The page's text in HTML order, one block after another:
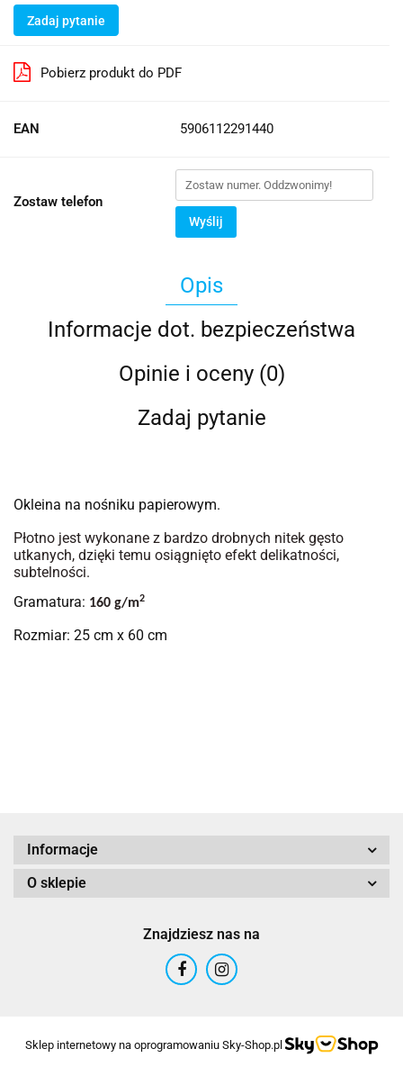
Zadaj pytanie
Pobierz produkt do PDF
EAN 5906112291440
Zostaw telefon
Wyślij
Opis
Informacje dot. bezpieczeństwa
Opinie i oceny (0)
Zadaj pytanie
Okleina na nośniku papierowym.
Płotno jest wykonane z bardzo drobnych nitek gęsto
utkanych, dzięki temu osiągnięto efekt delikatności,
subtelności.
Gramatura: 160 g/m2
Rozmiar: 25 cm x 60 cm
Informacje
O sklepie
Znajdziesz nas na
Sklep internetowy na oprogramowaniu Sky-Shop.pl